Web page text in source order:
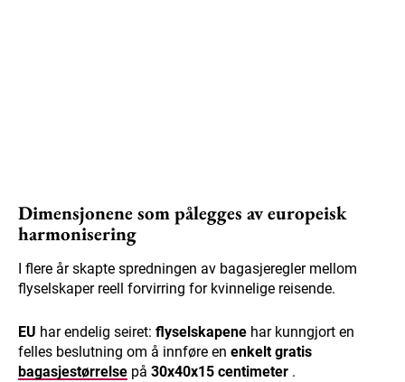
Dimensjonene som pålegges av europeisk
harmonisering
I flere år skapte spredningen av bagasjeregler mellom
flyselskaper reell forvirring for kvinnelige reisende.
EU har endelig seiret: flyselskapene har kunngjort en
felles beslutning om å innføre en enkelt gratis
bagasjestørrelse på 30x40x15 centimeter .